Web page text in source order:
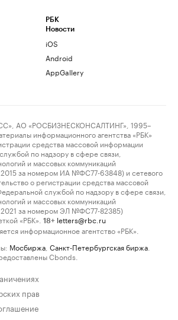
РБК
Новости
iOS
Android
AppGallery
АО «РОСБИЗНЕСКОНСАЛТИНГ», 1995–
информационного агентства «РБК»
средства массовой информации
по надзору в сфере связи,
и массовых коммуникаций
за номером ИА №ФС77-63848) и сетевого
о регистрации средства массовой
службой по надзору в сфере связи,
и массовых коммуникаций
за номером ЭЛ №ФС77-82385)
«РБК».
18+ letters@rbc.ru
информационное агентство «РБК».
Мосбиржа Санкт-Петербургская биржа
Cbonds.
прав